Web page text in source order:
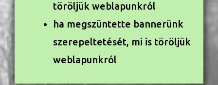
töröljük weblapunkról
ha megszüntette bannerünk
szerepeltetését, mi is töröljük
weblapunkról